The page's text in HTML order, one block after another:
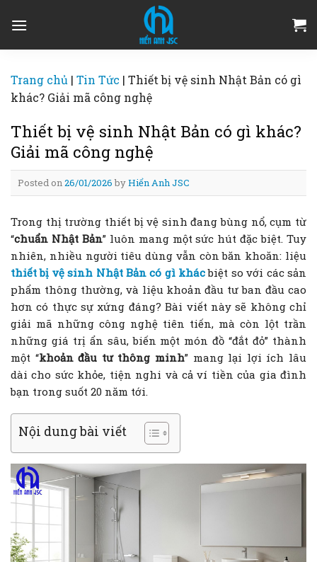
Trang chủ | Tin Tức | Thiết bị vệ sinh Nhật Bản có gì
khác? Giải mã công nghệ
Thiết bị vệ sinh Nhật Bản có gì khác?
Giải mã công nghệ
Posted on26/01/2026 byHiển Anh JSC
Trong thị trường thiết bị vệ sinh đang bùng nổ, cụm từ
“chuẩn Nhật Bản” luôn mang một sức hút đặc biệt. Tuy
nhiên, nhiều người tiêu dùng vẫn còn băn khoăn: liệu
thiết bị vệ sinh Nhật Bản có gì khácbiệt so với các sản
phẩm thông thường, và liệu khoản đầu tư ban đầu cao
hơn có thực sự xứng đáng? Bài viết này sẽ không chỉ
giải mã những công nghệ tiên tiến, mà còn lột trần
những giá trị ẩn sâu, biến một món đồ “đắt đỏ” thành
một “khoản đầu tư thông minh” mang lại lợi ích lâu
dài cho sức khỏe, tiện nghi và cả ví tiền của gia đình
bạn trong suốt 20 năm tới.
Nội dung bài viết